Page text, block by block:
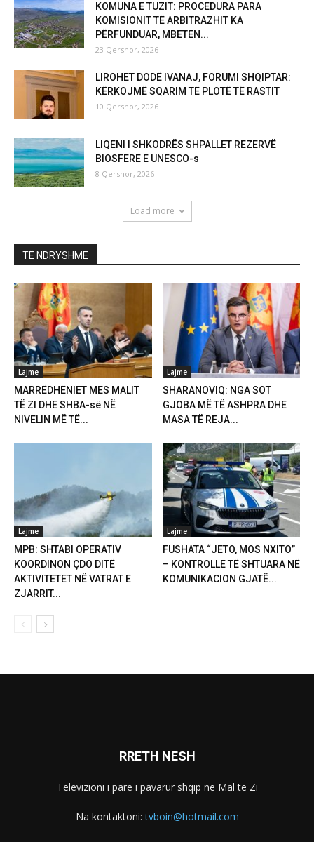
KOMUNA E TUZIT: PROCEDURA PARA
KOMISIONIT TË ARBITRAZHIT KA
PËRFUNDUAR, MBETEN...
23 Qershor, 2026
LIROHET DODË IVANAJ, FORUMI SHQIPTAR:
KËRKOJMË SQARIM TË PLOTË TË RASTIT
10 Qershor, 2026
LIQENI I SHKODRËS SHPALLET REZERVË
BIOSFERE E UNESCO-s
8 Qershor, 2026
Load more
TË NDRYSHME
Lajme
MARRËDHËNIET MES MALIT
TË ZI DHE SHBA-së NË
NIVELIN MË TË...
Lajme
SHARANOVIQ: NGA SOT
GJOBA MË TË ASHPRA DHE
MASA TË REJA...
Lajme
MPB: SHTABI OPERATIV
KOORDINON ÇDO DITË
AKTIVITETET NË VATRAT E
ZJARRIT...
Lajme
FUSHATA “JETO, MOS NXITO”
– KONTROLLE TË SHTUARA NË
KOMUNIKACION GJATË...
RRETH NESH
Televizioni i parë i pavarur shqip në Mal të Zi
Na kontaktoni:tvboin@hotmail.com